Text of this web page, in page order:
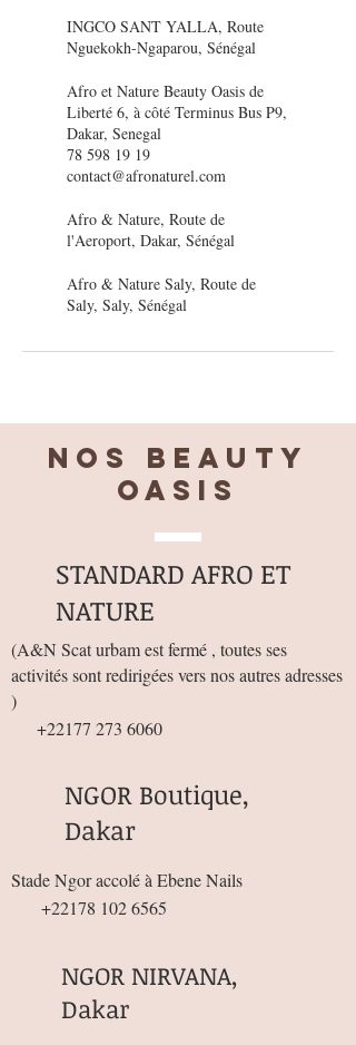
INGCO SANT YALLA, Route
Nguekokh-Ngaparou, Sénégal
Afro et Nature Beauty Oasis de
Liberté 6, à côté Terminus Bus P9,
Dakar, Senegal
78 598 19 19
contact@afronaturel.com
Afro & Nature, Route de
l'Aeroport, Dakar, Sénégal
Afro & Nature Saly, Route de
Saly, Saly, Sénégal
Nos BEAUTY
OASIS
STANDARD AFRO ET
NATURE
(A&N Scat urbam est fermé , toutes ses
activités sont redirigées vers nos autres adresses
)
+22177 273 6060
NGOR Boutique,
Dakar
Stade Ngor accolé à Ebene Nails
+22178 102 6565
NGOR NIRVANA,
Dakar